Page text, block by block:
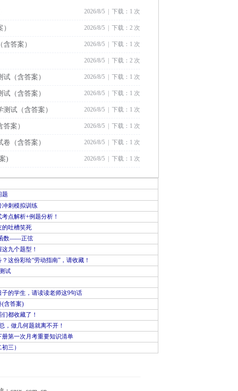
2026/8/5 | 下载：1 次
2026/8/5 | 下载：2 次
答案） 2026/8/5 | 下载：1 次
2026/8/5 | 下载：2 次
（含答案） 2026/8/5 | 下载：1 次
（含答案） 2026/8/5 | 下载：1 次
试（含答案） 2026/8/5 | 下载：1 次
案） 2026/8/5 | 下载：1 次
（含答案） 2026/8/5 | 下载：1 次
) 2026/8/5 | 下载：1 次
题
冲刺模拟训练
点解析+例题分析！
的吐槽笑死
函数——正弦
九个题型！
这份彩绘“劳动指南”，请收藏！
试
的学生，请读读老师这9句话
(含答案)
都收藏了！
，做几何题就离不开！
第一次月考重要知识清单
三）